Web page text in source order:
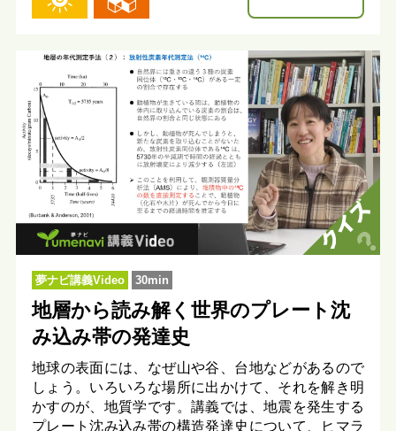
夢ナビ講義Video 30min
地層から読み解く世界のプレート沈
み込み帯の発達史
地球の表面には、なぜ山や谷、台地などがあるので
しょう。いろいろな場所に出かけて、それを解き明
かすのが、地質学です。講義では、地震を発生する
プレート沈み込み帯の構造発達史について、ヒマラ